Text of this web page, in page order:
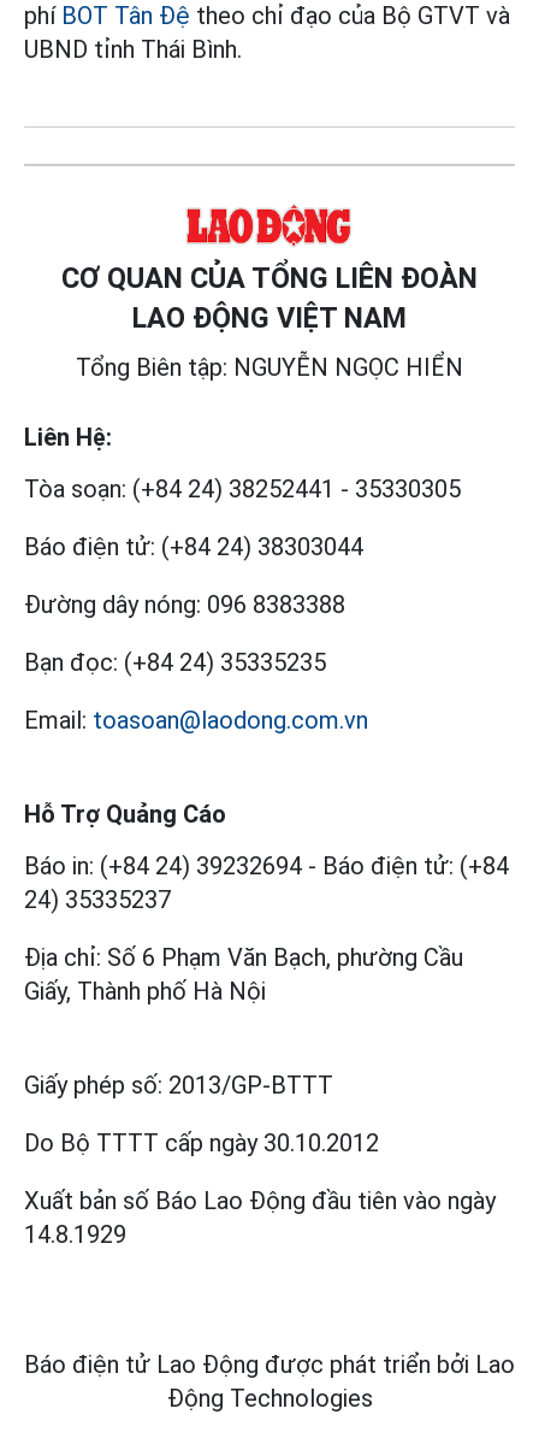
phí BOT Tân Đệ theo chỉ đạo của Bộ GTVT và
UBND tỉnh Thái Bình.
CƠ QUAN CỦA TỔNG LIÊN ĐOÀN
LAO ĐỘNG VIỆT NAM
Tổng Biên tập: NGUYỄN NGỌC HIỂN
Liên Hệ:
Tòa soạn: (+84 24) 38252441 - 35330305
Báo điện tử: (+84 24) 38303044
Đường dây nóng: 096 8383388
Bạn đọc: (+84 24) 35335235
Email: toasoan@laodong.com.vn
Hỗ Trợ Quảng Cáo
Báo in: (+84 24) 39232694 - Báo điện tử: (+84
24) 35335237
Địa chỉ: Số 6 Phạm Văn Bạch, phường Cầu
Giấy, Thành phố Hà Nội
Giấy phép số: 2013/GP-BTTT
Do Bộ TTTT cấp ngày 30.10.2012
Xuất bản số Báo Lao Động đầu tiên vào ngày
14.8.1929
Báo điện tử Lao Động được phát triển bởi Lao
Động Technologies